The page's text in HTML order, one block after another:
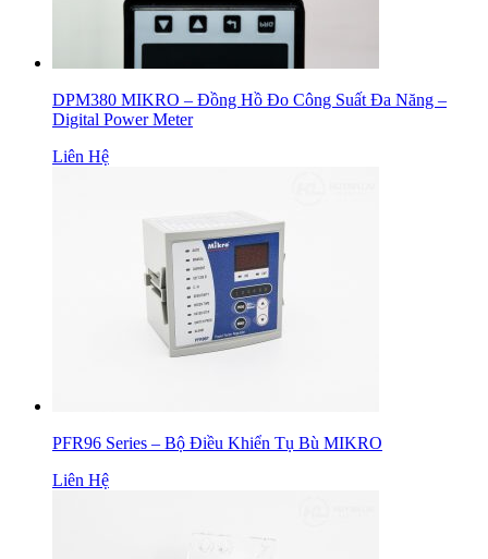
DPM380 MIKRO – Đồng Hồ Đo Công Suất Đa Năng –
Digital Power Meter
Liên Hệ
PFR96 Series – Bộ Điều Khiển Tụ Bù MIKRO
Liên Hệ